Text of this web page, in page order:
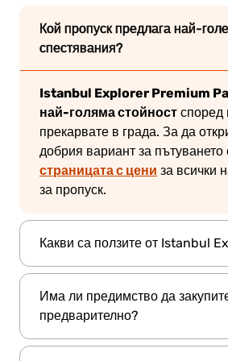
Кой пропуск предлага най-
спестявания?
Istanbul Explorer Premium
най-голяма стойност според
прекарвате в града. За да
добрия вариант за пътуването
страницата с цени за всички
за пропуск.
Какви са ползите от Istanbul
The
най-популярните атракции
предлага
за разглеждане.Изцяло
Има ли предимство да
предварително?